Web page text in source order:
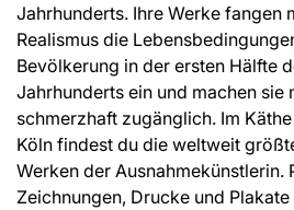
Jahrhunderts. Ihre Werke fangen
Realismus die
Bevölkerung in der ersten Hälfte
Jahrhunderts ein und machen sie
schmerzhaft zugänglich. Im
Köln findest du die weltweit
Werken der Ausnahmekünstlerin.
Zeichnungen, Drucke und